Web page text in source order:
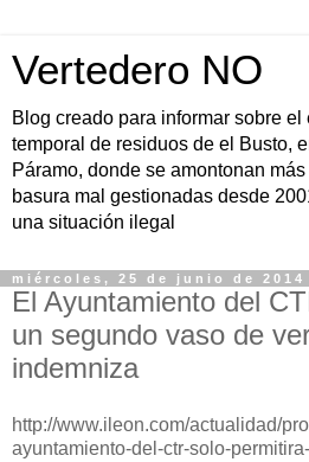
Vertedero NO
Blog creado para informar sobre
temporal de residuos de el Busto,
Páramo, donde se amontonan
basura mal gestionadas desde
una situación ilegal
miércoles, 25 de junio de 2014
El Ayuntamiento del
un segundo vaso de
indemniza
http://www.ileon.com/actualidad/
ayuntamiento-del-ctr-solo-